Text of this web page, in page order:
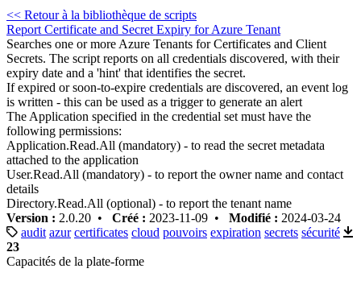
<< Retour à la bibliothèque de scripts
Report Certificate and Secret Expiry for Azure Tenant
Searches one or more Azure Tenants for Certificates and Client
Secrets. The script reports on all credentials discovered, with their
expiry date and a 'hint' that identifies the secret.
If expired or soon-to-expire credentials are discovered, an event log
is written - this can be used as a trigger to generate an alert
The Application specified in the credential set must have the
following permissions:
Application.Read.All (mandatory) - to read the secret metadata
attached to the application
User.Read.All (mandatory) - to report the owner name and contact
details
Directory.Read.All (optional) - to report the tenant name
Version : 2.0.20 • Créé : 2023-11-09 • Modifié : 2024-03-24
audit azur certificates cloud pouvoirs expiration secrets sécurité
23
Capacités de la plate-forme